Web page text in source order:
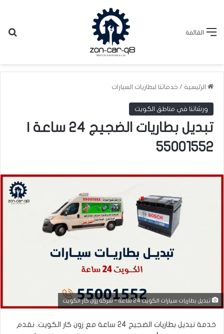
القائمة
الرئيسية / خدماتنا لبطاريات السيارات
ورشاتنا في مناطق الكويت
تبديل بطاريات الضجيج 24 ساعة |
55001552
تبديل بطاريات سيارات الكويت 24 ساعة - شركة زون كار الكويت
خدمة تبديل بطاريات الضجيج 24 ساعة مع زون كار الكويت. نقدم